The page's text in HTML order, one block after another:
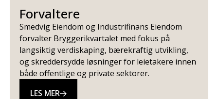
Forvaltere
Smedvig Eiendom og Industrifinans Eiendom
forvalter Bryggerikvartalet med fokus på
langsiktig verdiskaping, bærekraftig utvikling,
og skreddersydde løsninger for leietakere innen
både offentlige og private sektorer.
LES MER